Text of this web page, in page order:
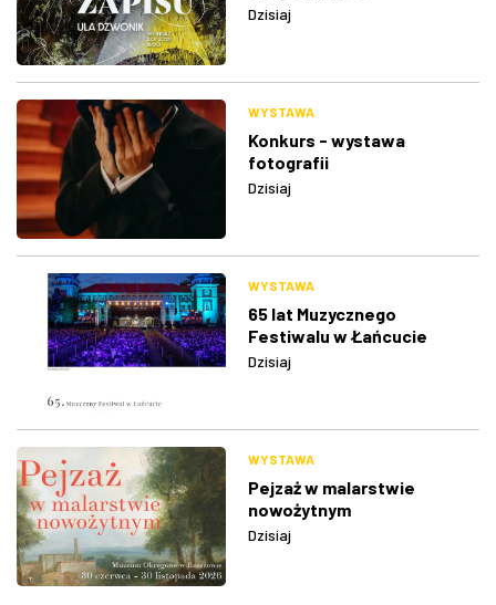
Dzisiaj
WYSTAWA
Konkurs - wystawa
fotografii
Dzisiaj
WYSTAWA
65 lat Muzycznego
Festiwalu w Łańcucie
Dzisiaj
WYSTAWA
Pejzaż w malarstwie
nowożytnym
Dzisiaj